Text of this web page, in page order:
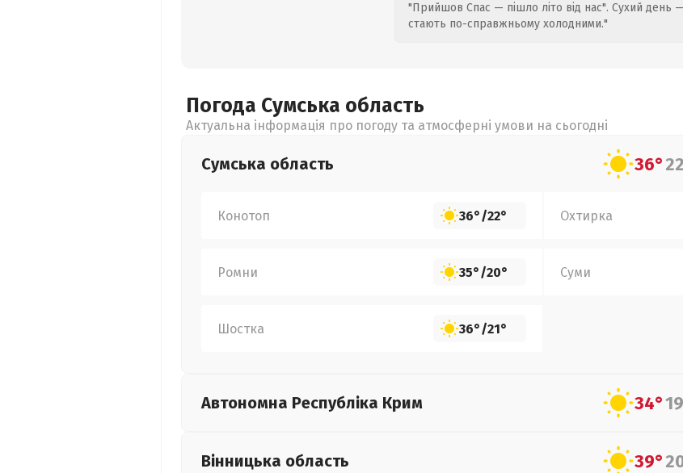
"Прийшов Спас — пішло літо від нас". Сухий день
стають по-справжньому холодними."
Погода Сумська область
Актуальна інформація про погоду та атмосферні умови на сьогодні
Сумська область 36°
Конотоп 36°/22° Охтирка
Ромни 35°/20° Суми
Шостка 36°/21°
Автономна Республіка Крим 34°
Вінницька область 39°